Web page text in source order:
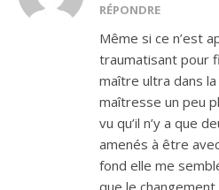
RÉPONDRE
Même si ce n’est
traumatisant pour
maître ultra dans
maîtresse un peu
vu qu’il n’y a que
amenés à être
fond elle me
que le